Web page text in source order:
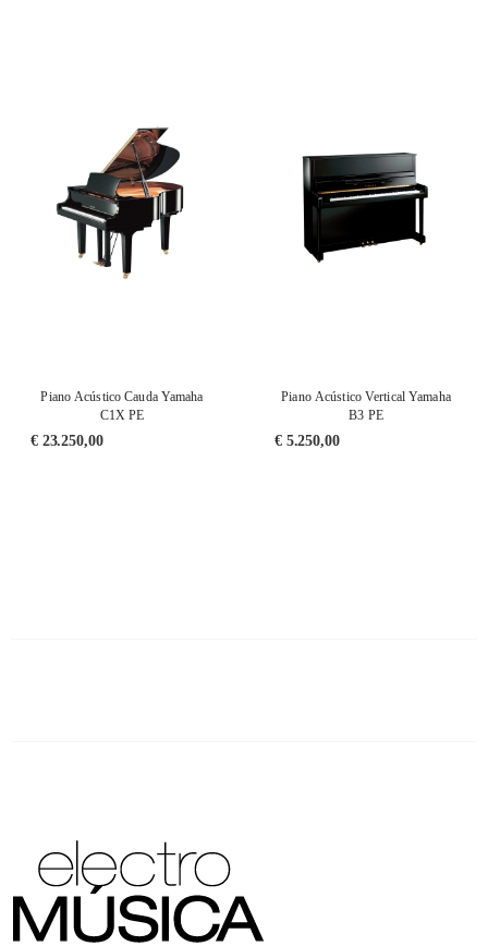
Piano Acústico Cauda Yamaha
C1X PE
€23.250,00
Piano Acústico Vertical Yamaha
B3 PE
€5.250,00